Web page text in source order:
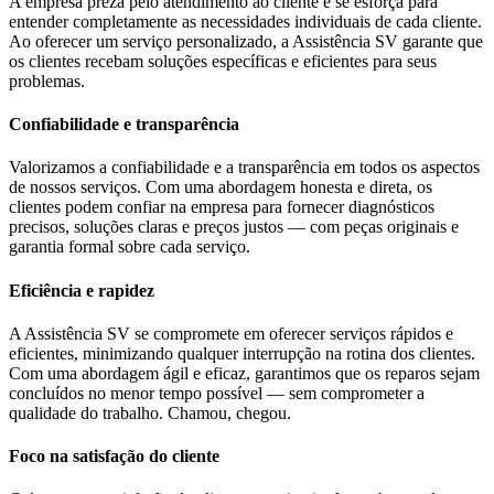
entender completamente as necessidades individuais de cada cliente.
Ao oferecer um serviço personalizado, a Assistência SV garante que
os clientes recebam soluções específicas e eficientes para seus
problemas.
Confiabilidade e transparência
Valorizamos a confiabilidade e a transparência em todos os aspectos
de nossos serviços. Com uma abordagem honesta e direta, os
clientes podem confiar na empresa para fornecer diagnósticos
precisos, soluções claras e preços justos — com peças originais e
garantia formal sobre cada serviço.
Eficiência e rapidez
A Assistência SV se compromete em oferecer serviços rápidos e
eficientes, minimizando qualquer interrupção na rotina dos clientes.
Com uma abordagem ágil e eficaz, garantimos que os reparos sejam
concluídos no menor tempo possível — sem comprometer a
qualidade do trabalho. Chamou, chegou.
Foco na satisfação do cliente